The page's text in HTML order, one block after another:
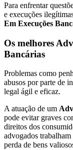
Para enfrentar
e execuções
Em Execuções
Os melhores
Bancárias
Problemas como
abusos por parte de
legal ágil e eficaz.
A atuação de um
pode evitar graves
direitos dos
advogados
perda de bens